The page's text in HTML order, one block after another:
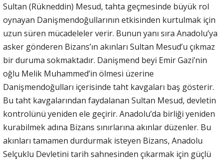
Sultan (Rükneddin) Mesud, tahta geçmesinde büyük rol
oynayan Danişmendoğullarının etkisinden kurtulmak için
uzun süren mücadeleler verir. Bunun yanı sıra Anadolu’ya
asker gönderen Bizans’ın akınları Sultan Mesud’u çıkmaz
bir duruma sokmaktadır. Danişmend beyi Emir Gazi’nin
oğlu Melik Muhammed’in ölmesi üzerine
Danişmendoğulları içerisinde taht kavgaları baş gösterir.
Bu taht kavgalarından faydalanan Sultan Mesud, devletin
kontrolünü yeniden ele geçirir. Anadolu’da birliği yeniden
kurabilmek adına Bizans sınırlarına akınlar düzenler. Bu
akınları tamamen durdurmak isteyen Bizans, Anadolu
Selçuklu Devletini tarih sahnesinden çıkarmak için güçlü